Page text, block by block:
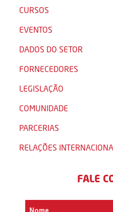
CURSOS
EVENTOS
DADOS DO SETOR
FORNECEDORES
LEGISLAÇÃO
COMUNIDADE
PARCERIAS
RELAÇÕES
FALE